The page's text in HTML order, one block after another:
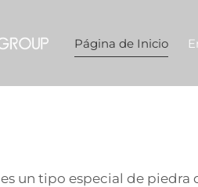
Página de Inicio
un tipo especial de